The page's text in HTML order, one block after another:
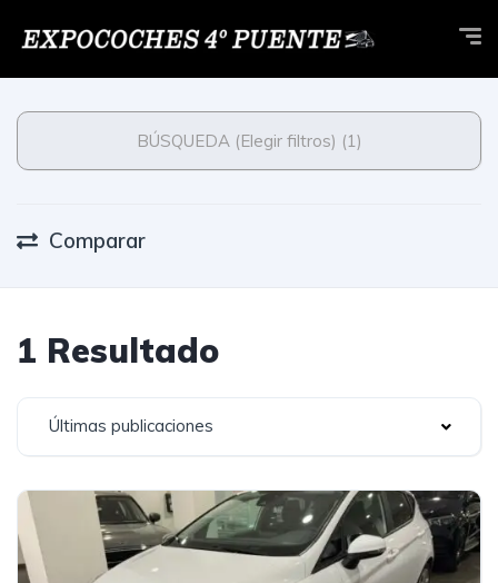
BÚSQUEDA (Elegir filtros) (1)
Comparar
1 Resultado
Últimas publicaciones